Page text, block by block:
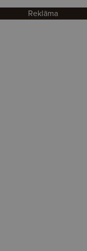
Reklāma